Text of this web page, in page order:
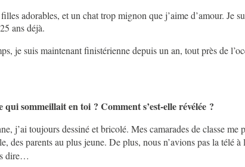
adorables, et un chat trop mignon que j’aime d’amour. Je
ans déjà.
je suis maintenant finistérienne depuis un an, tout près de
sommeillait en toi ? Comment s’est-elle révélée ?
j’ai toujours dessiné et bricolé. Mes camarades de classe
parents au plus jeune. De plus, nous n’avions pas la télé à
dire…